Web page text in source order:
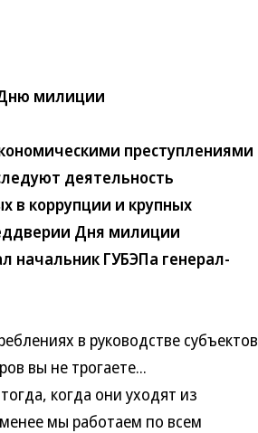
милиции
преступлениями
деятельность
в коррупции и крупных
Дня милиции
ГУБЭПа генерал-
в руководстве субъектов
вы не трогаете...
когда они уходят из
мы работаем по всем